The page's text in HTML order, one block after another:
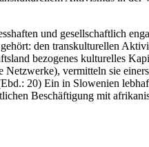
und gesellschaftlich
den transkulturellen
bezogenes kulturelles
vermitteln sie
20) Ein in Slowenien
Beschäftigung mit